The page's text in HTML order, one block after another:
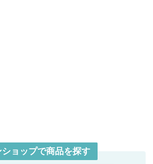
ョップで商品を探す